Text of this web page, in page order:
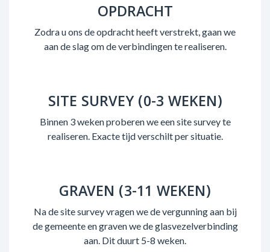
OPDRACHT
Zodra u ons de opdracht heeft verstrekt, gaan we
aan de slag om de verbindingen te realiseren.
SITE SURVEY (0-3 WEKEN)
Binnen 3 weken proberen we een site survey te
realiseren. Exacte tijd verschilt per situatie.
GRAVEN (3-11 WEKEN)
Na de site survey vragen we de vergunning aan bij
de gemeente en graven we de glasvezelverbinding
aan. Dit duurt 5-8 weken.